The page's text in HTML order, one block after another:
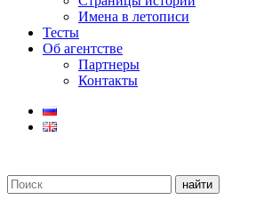
Имена в летописи
Тесты
Об агентстве
Партнеры
Контакты